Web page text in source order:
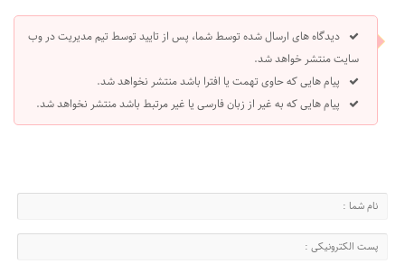
دیدگاه های ارسال شده توسط شما، پس از تایید توسط تیم مدیریت در وب
سایت منتشر خواهد شد.
پیام هایی که حاوی تهمت یا افترا باشد منتشر نخواهد شد.
پیام هایی که به غیر از زبان فارسی یا غیر مرتبط باشد منتشر نخواهد شد.